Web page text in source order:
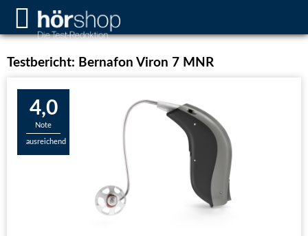
Testbericht: Bernafon Viron 7 MNR
4,0
Note
ausreichend